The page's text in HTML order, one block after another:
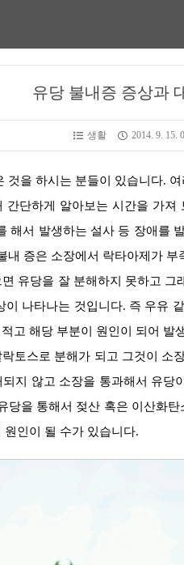
유당 불내증 증상과
생활 2014. 9. 15.
단하게 알아보는 시간을 가져
해서 발생하는 설사 등 장애를
내 증은 소장에서 락타아제가
유당을 잘 분해하지 못하고
이 나타나는 것입니다. 즉 우유
고 해당 부분이 원인이 되어 발
지 않고 소장을 통과해서 유당
당을 통해서 젖산 혹은 이산화
인이 될 수가 있습니다.